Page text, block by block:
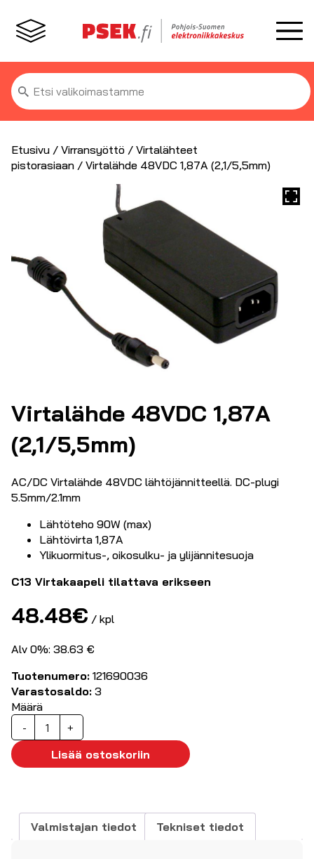
Etsi:
Etusivu / Virransyöttö / Virtalähteet
pistorasiaan / Virtalähde 48VDC 1,87A (2,1/5,5mm)
Virtalähde 48VDC 1,87A
(2,1/5,5mm)
AC/DC Virtalähde 48VDC lähtöjännitteellä. DC-plugi
5.5mm/2.1mm
Lähtöteho 90W (max)
Lähtövirta 1,87A
Ylikuormitus-, oikosulku- ja ylijännitesuoja
C13 Virtakaapeli tilattava erikseen
48.48€ / kpl
Alv 0%: 38.63 €
Tuotenumero: 121690036
Varastosaldo: 3
Määrä
-
Virtalähde
48VDC
1,87A
(2,1/5,5mm)
+
Lisää ostoskoriin
Valmistajan tiedot Tekniset tiedot